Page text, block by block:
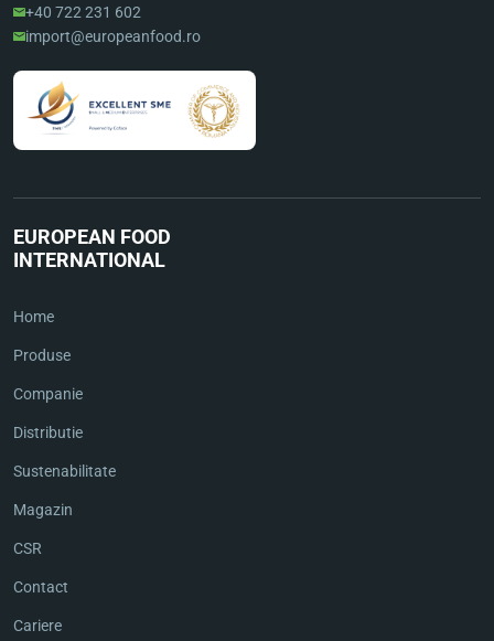
+40 722 231 602
import@europeanfood.ro
EUROPEAN FOOD
INTERNATIONAL
Home
Produse
Companie
Distributie
Sustenabilitate
Magazin
CSR
Contact
Cariere